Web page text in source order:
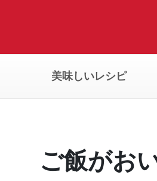
美味しいレシピ
ご飯がお